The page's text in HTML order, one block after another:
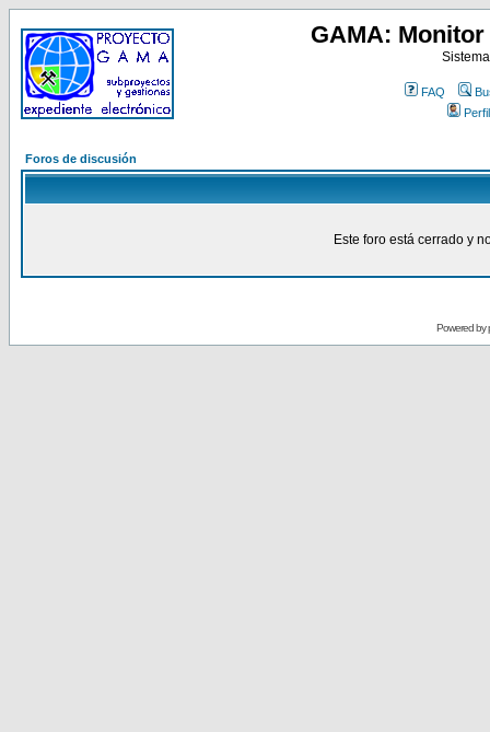
GAMA:
FAQ
Perfil
Foros de discusión
Este foro está cerrado y
Powered by